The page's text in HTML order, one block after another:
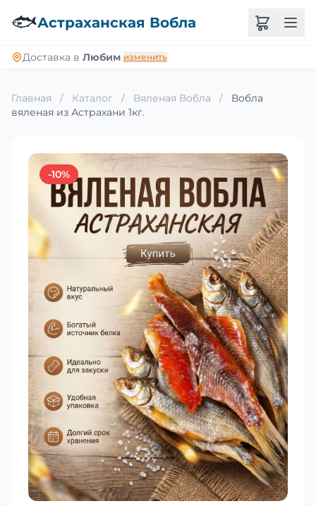
🐟Астраханская Вобла
Доставка в Любим изменить
Главная / Каталог / Вяленая Вобла /
Вобла
вяленая из Астрахани 1кг.
-10%